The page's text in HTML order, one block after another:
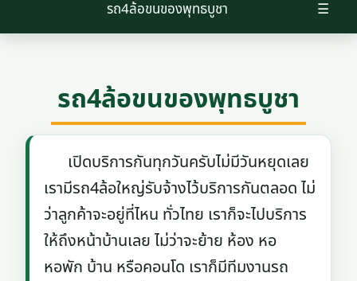
☰
รถ4ล้อขนของพุทธบูชา
รถ4ล้อขนของพุทธบูชา
เปิดบริการกันทุกวันครับไม่มีวันหยุดเลย
เรามีรถ4ล้อใหญ่รับจ้างไว้บริการกันตลอด ไม่
ว่าลูกค้าจะอยู่ที่ไหน ทั่วไทย เราก็จะไปบริการ
ให้ถึงหน้าบ้านเลย ไม่ว่าจะย้าย ห้อง หอ
หอพัก บ้าน หรือคอนโด เราก็มีทีมงานรถ